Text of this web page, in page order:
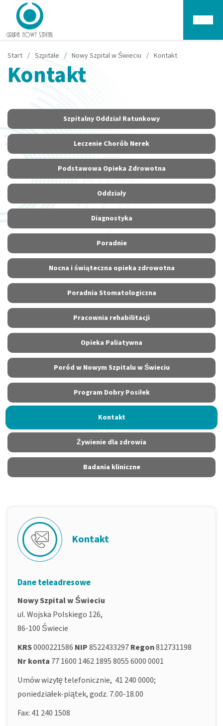
Start / Szpitale / Nowy Szpital w Świeciu / Kontakt
Kontakt
Szpitalny Oddział Ratunkowy
Leczenie Chorób Nerek
Podstawowa Opieka Zdrowotna
Oddziały
Diagnostyka
Poradnie
Nocna i świąteczna opieka zdrowotna
Poradnia Stomatologiczna
Pracownia rehabilitacji
Opieka Paliatywna
Poród w Nowym Szpitalu w Świeciu
Program Dobry Posiłek
Kontakt
Żywienie dla zdrowia
Badania kliniczne
Kontakt
Dane teleadresowe
Nowy Szpital w Świeciu
ul. Wojska Polskiego 126,
86-100 Świecie
KRS0000221586 NIP8522433297Regon812731198
Nr konta 77 1600 1462 1895 8055 6000 0001
Umów wizytę telefonicznie, 41 240 0000;
poniedziałek-piątek, godz. 7.00-18.00
Fax: 41 240 1508